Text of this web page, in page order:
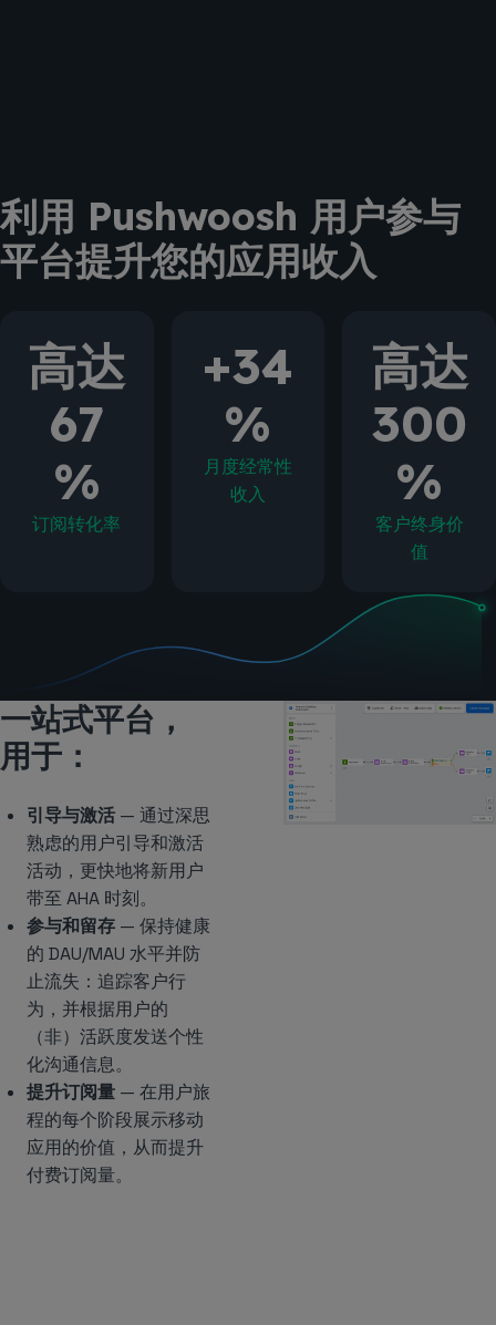
利用 Pushwoosh 用户参与
平台提升您的应用收入
高达
67
%
订阅转化率
+34
%
月度经常性
收入
高达
300
%
客户终身价
值
一站式平台，
用于：
引导与激活 — 通过深思
熟虑的用户引导和激活
活动，更快地将新用户
带至 AHA 时刻。
参与和留存 — 保持健康
的 DAU/MAU 水平并防
止流失：追踪客户行
为，并根据用户的
（非）活跃度发送个性
化沟通信息。
提升订阅量 — 在用户旅
程的每个阶段展示移动
应用的价值，从而提升
付费订阅量。